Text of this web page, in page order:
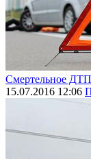
Смертельное ДТП
15.07.2016 12:06